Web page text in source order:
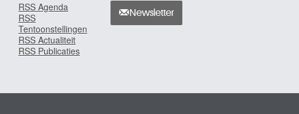
RSS Agenda
RSS
Tentoonstellingen
RSS Actualiteit
RSS Publicaties
Newsletter